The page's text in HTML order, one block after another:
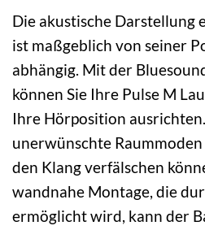
Die akustische Darstellung
ist maßgeblich von seiner
abhängig. Mit der
können Sie Ihre Pulse M
Ihre Hörposition
unerwünschte
den Klang verfälschen
wandnahe Montage, die
ermöglicht wird, kann der